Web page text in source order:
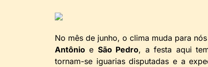
No mês de junho, o clima muda para
Antônio e São Pedro, a festa aqui
tornam-se iguarias disputadas e a